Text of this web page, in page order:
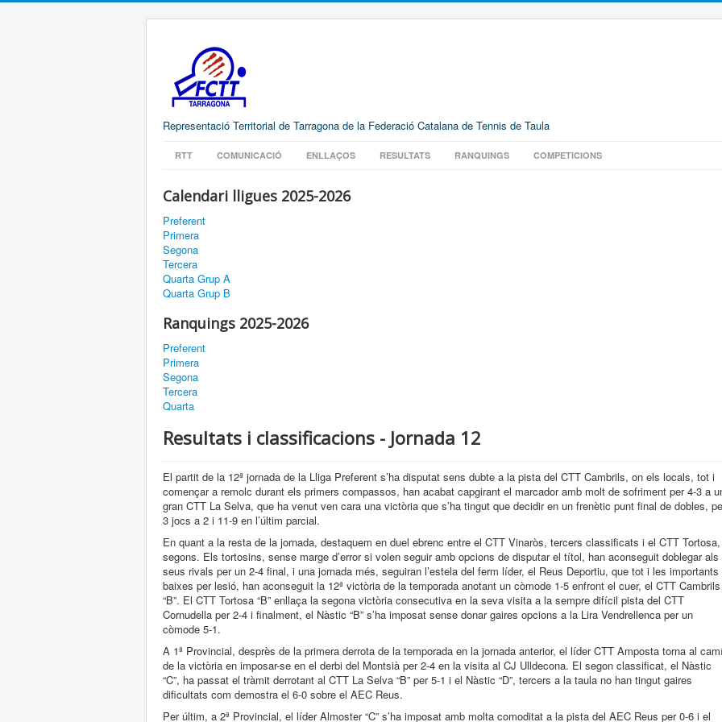
Representació Territorial de Tarragona de la Federació Catalana de Tennis de Taula
RTT COMUNICACIÓ ENLLAÇOS RESULTATS RANQUINGS COMPETICIONS
Calendari lligues 2025-2026
Preferent
Primera
Segona
Tercera
Quarta Grup A
Quarta Grup B
Ranquings 2025-2026
Preferent
Primera
Segona
Tercera
Quarta
Resultats i classificacions - Jornada 12
El partit de la 12ª jornada de la Lliga Preferent s’ha disputat sens dubte a la pista del CTT Cambrils, on els locals, tot i
començar a remolc durant els primers compassos, han acabat capgirant el marcador amb molt de sofriment per 4-3 a
gran CTT La Selva, que ha venut ven cara una victòria que s’ha tingut que decidir en un frenètic punt final de dobles,
3 jocs a 2 i 11-9 en l’últim parcial.
En quant a la resta de la jornada, destaquem en duel ebrenc entre el CTT Vinaròs, tercers classificats i el CTT Tortosa,
segons. Els tortosins, sense marge d’error si volen seguir amb opcions de disputar el títol, han aconseguit doblegar als
seus rivals per un 2-4 final, i una jornada més, seguiran l’estela del ferm líder, el Reus Deportiu, que tot i les importants
baixes per lesió, han aconseguit la 12ª victòria de la temporada anotant un còmode 1-5 enfront el cuer, el CTT Cambrils
“B”. El CTT Tortosa “B” enllaça la segona victòria consecutiva en la seva visita a la sempre difícil pista del CTT
Cornudella per 2-4 i finalment, el Nàstic “B” s’ha imposat sense donar gaires opcions a la Lira Vendrellenca per un
còmode 5-1.
A 1ª Provincial, desprès de la primera derrota de la temporada en la jornada anterior, el líder CTT Amposta torna al
de la victòria en imposar-se en el derbi del Montsià per 2-4 en la visita al CJ Ulldecona. El segon classificat, el Nàstic
“C”, ha passat el tràmit derrotant al CTT La Selva “B” per 5-1 i el Nàstic “D”, tercers a la taula no han tingut gaires
dificultats com demostra el 6-0 sobre el AEC Reus.
Per últim, a 2ª Provincial, el líder Almoster “C” s’ha imposat amb molta comoditat a la pista del AEC Reus per 0-6 i el